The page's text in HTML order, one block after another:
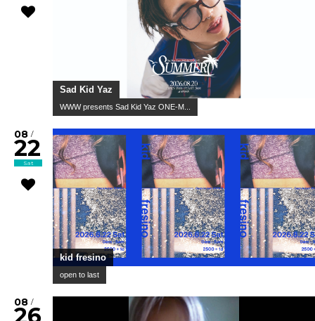
Sad Kid Yaz
WWW presents Sad Kid Yaz ONE-M...
08 /
22
Sat
kid fresino
open to last
08 /
26